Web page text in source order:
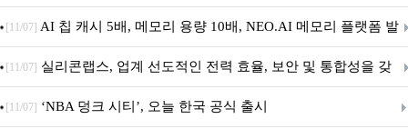
우스 세트 'KM580' 출시
[11/07] AI 칩 캐시 5배, 메모리 용량 10배, NEO.AI 메모리 플랫폼 발
표
[11/07] 실리콘랩스, 업계 선도적인 전력 효율, 보안 및 통합성을 갖
춘 초저전력 블루투스 LE SoC ‘BG2B’ 공개
[11/07] ‘NBA 덩크 시티’, 오늘 한국 공식 출시